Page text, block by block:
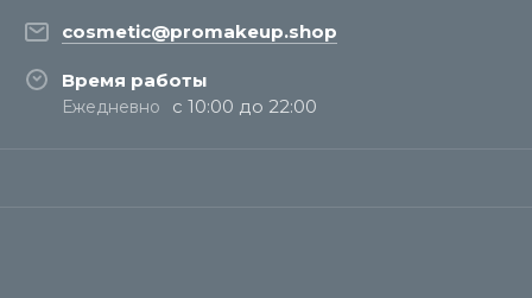
cosmetic@promakeup.shop
Время работы
Ежедневно с 10:00 до 22:00